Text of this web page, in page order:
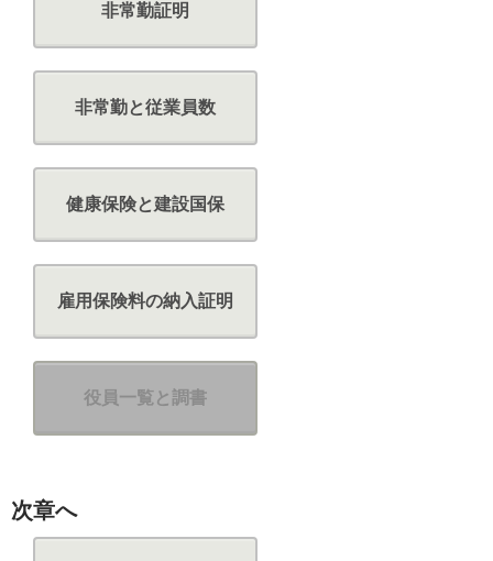
非常勤証明
非常勤と従業員数
健康保険と建設国保
雇用保険料の納入証明
役員一覧と調書
次章へ